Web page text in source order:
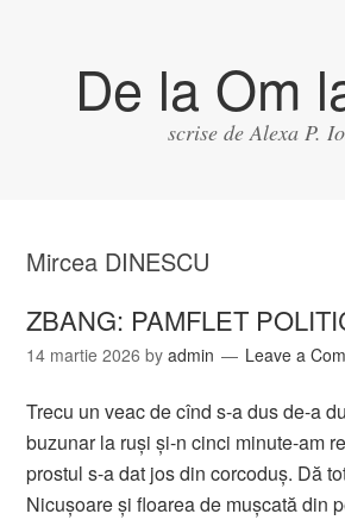
De la Om
scrise de Alexa P.
Mircea DINESCU
ZBANG: PAMFLET
14 martie 2026 byadmin Leave a
Trecu un veac de cînd s-a dus de-a
buzunar la ruși și-n cinci minute-am
prostul s-a dat jos din corcoduș. Dă
Nicușoare și floarea de mușcată din